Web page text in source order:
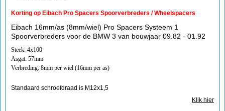
Korting op Eibach Pro Spacers Spoorverbreders / Wheelspacers
Eibach 16mm/as (8mm/wiel) Pro Spacers Systeem 1
Spoorverbreders voor de BMW 3 van bouwjaar 09.82 - 01.92
Steek: 4x100
Asgat: 57mm
Verbreding: 8mm per wiel (16mm per as)
Standaard schroefdraad is M12x1,5
Klik hier